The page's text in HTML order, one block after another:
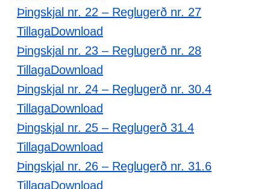
Þingskjal nr. 22 – Reglugerð nr. 27
TillagaDownload
Þingskjal nr. 23 – Reglugerð nr. 28
TillagaDownload
Þingskjal nr. 24 – Reglugerð nr. 30.4
TillagaDownload
Þingskjal nr. 25 – Reglugerð 31.4
TillagaDownload
Þingskjal nr. 26 – Reglugerð nr. 31.6
TillagaDownload